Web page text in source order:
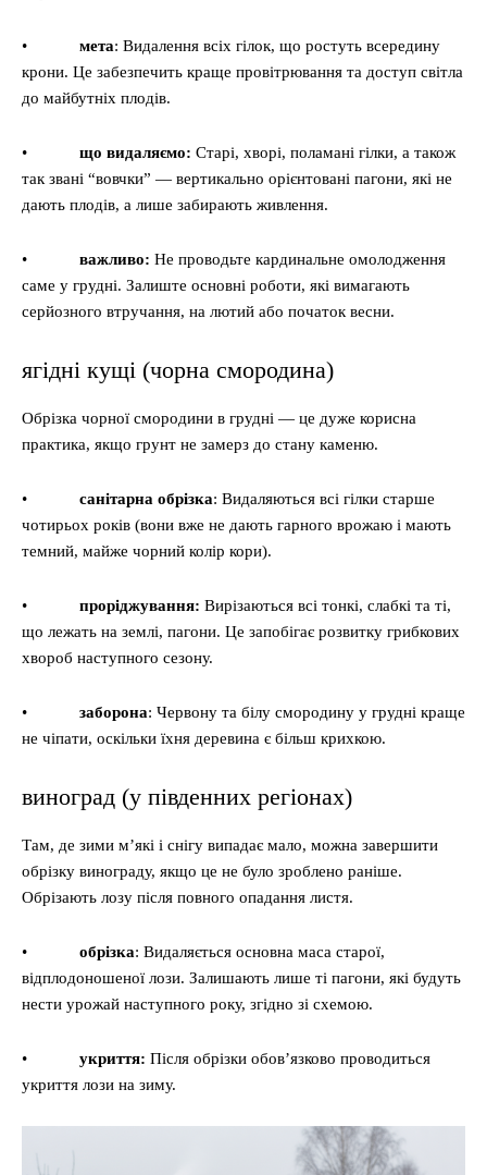
• мета: Видалення всіх гілок, що ростуть всередину
крони. Це забезпечить краще провітрювання та доступ світла
до майбутніх плодів.
• що видаляємо: Старі, хворі, поламані гілки, а також
так звані “вовчки” — вертикально орієнтовані пагони, які не
дають плодів, а лише забирають живлення.
• важливо: Не проводьте кардинальне омолодження
саме у грудні. Залиште основні роботи, які вимагають
серйозного втручання, на лютий або початок весни.
ягідні кущі (чорна смородина)
Обрізка чорної смородини в грудні — це дуже корисна
практика, якщо грунт не замерз до стану каменю.
• санітарна обрізка: Видаляються всі гілки старше
чотирьох років (вони вже не дають гарного врожаю і мають
темний, майже чорний колір кори).
• проріджування: Вирізаються всі тонкі, слабкі та ті,
що лежать на землі, пагони. Це запобігає розвитку грибкових
хвороб наступного сезону.
• заборона: Червону та білу смородину у грудні краще
не чіпати, оскільки їхня деревина є більш крихкою.
виноград (у південних регіонах)
Там, де зими м’які і снігу випадає мало, можна завершити
обрізку винограду, якщо це не було зроблено раніше.
Обрізають лозу після повного опадання листя.
• обрізка: Видаляється основна маса старої,
відплодоношеної лози. Залишають лише ті пагони, які будуть
нести урожай наступного року, згідно зі схемою.
• укриття: Після обрізки обов’язково проводиться
укриття лози на зиму.